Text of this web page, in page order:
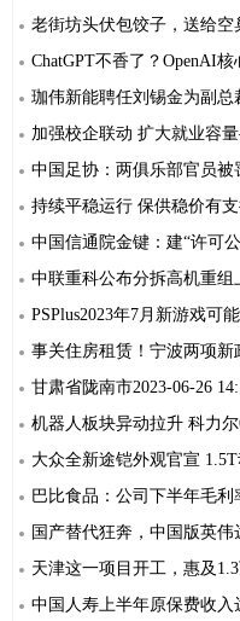
老街坊头伏包饺子，送给空
ChatGPT不香了？OpenAI核
珈伟新能聘任刘锡金为副总
加强校企联动 扩大就业容
中国足协：两俱乐部官员被
持续平稳运行 保供稳价有
中国信通院金键：建“许可
中联重科公布分拆高机重组上市预
PSPlus2023年7月新游戏可
事关住房租赁！宁波两项
甘肃省陇南市2023-06-26
机器人板块异动拉升 科力尔
大众全新途铠外观官宣
巴比食品：公司下半年毛
国产替代狂奔，中国版英伟
天津这一项目开工，惠及1.3
中国人寿上半年原保费收入达4700亿 华